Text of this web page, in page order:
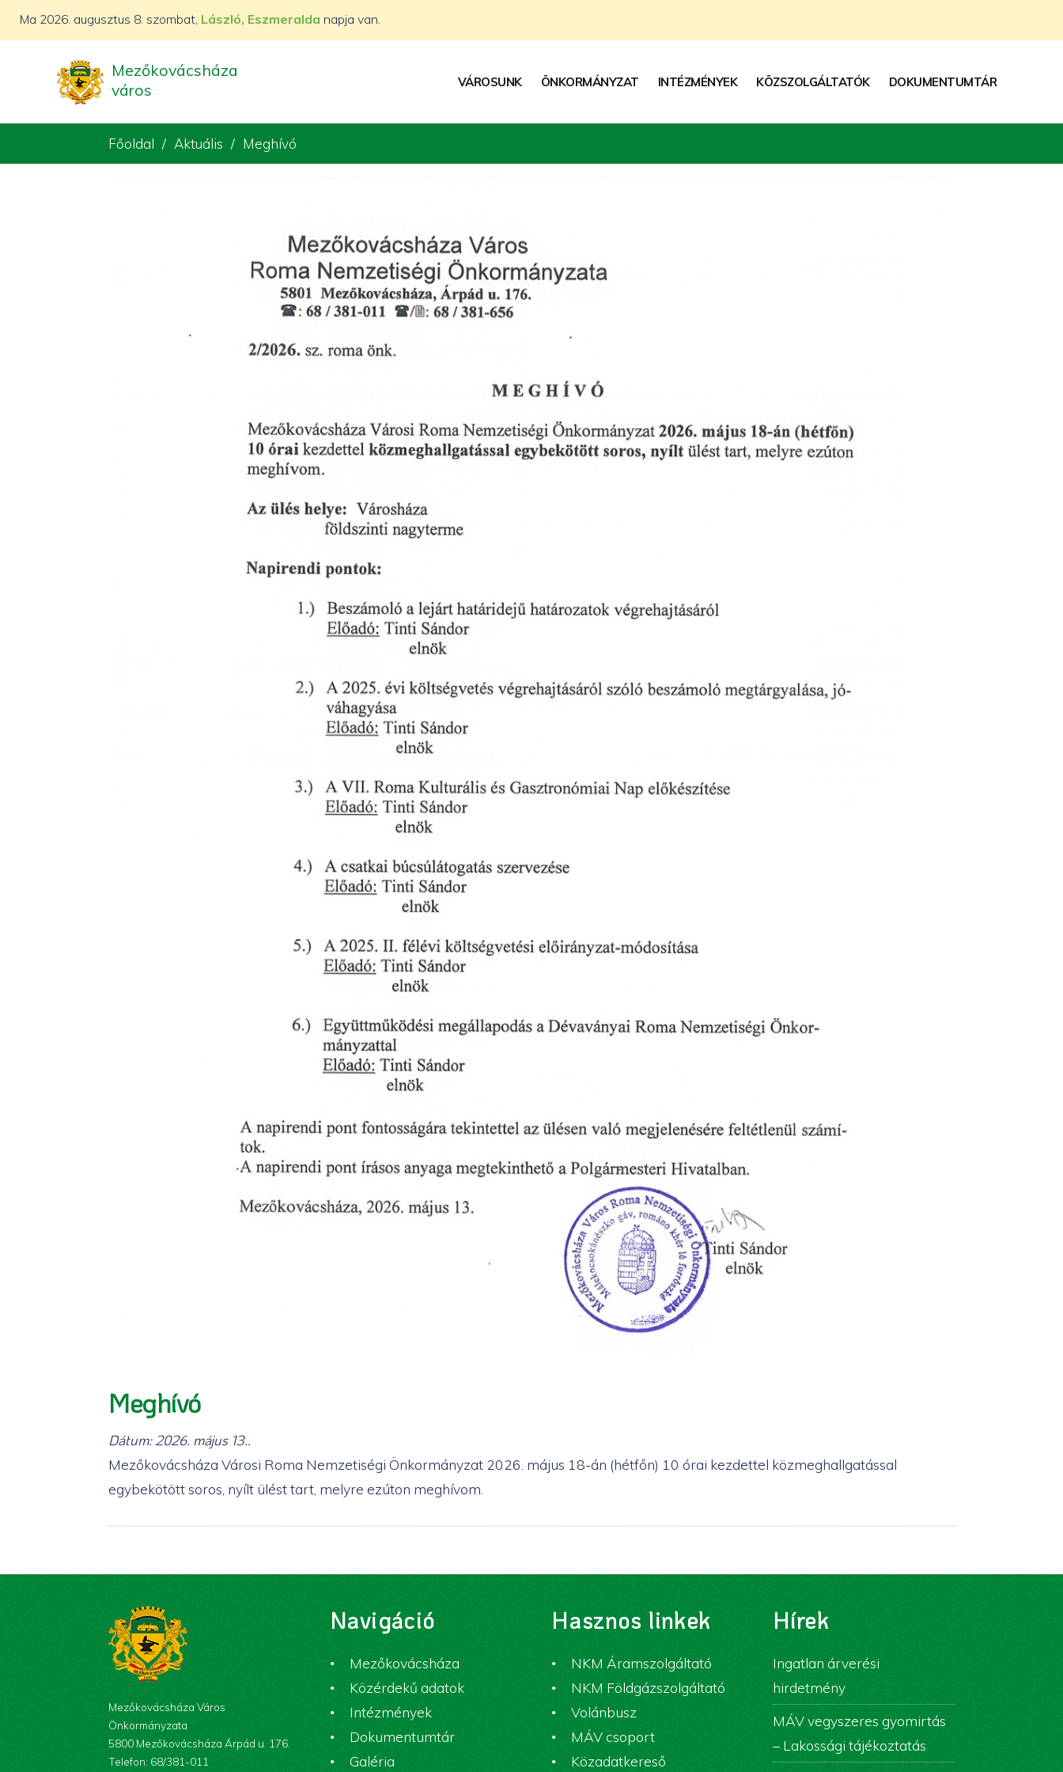
Ma 2026. augusztus 8. szombat, László, Eszmeralda napja van.
Mezőkovácsháza
város
VÁROSUNK ÖNKORMÁNYZAT INTÉZMÉNYEK KÖZSZOLGÁLTATÓK DOKUMENTUMTÁR
Főoldal Aktuális Meghívó
Meghívó
Dátum:2026. május 13..
Mezőkovácsháza Városi Roma Nemzetiségi Önkormányzat 2026. május 18-án (hétfőn) 10 órai kezdettel közmeghallgatással
egybekötött soros, nyílt ülést tart, melyre ezúton meghívom.
Mezőkovácsháza Város
Önkormányzata
5800 Mezőkovácsháza Árpád u. 176.
Telefon: 68/381-011
Navigáció
Mezőkovácsháza
Közérdekű adatok
Intézmények
Dokumentumtár
Galéria
Hasznos linkek
NKM Áramszolgáltató
NKM Földgázszolgáltató
Volánbusz
MÁV csoport
Közadatkereső
Hírek
Ingatlan árverési
hirdetmény
MÁV vegyszeres gyomirtás
– Lakossági tájékoztatás